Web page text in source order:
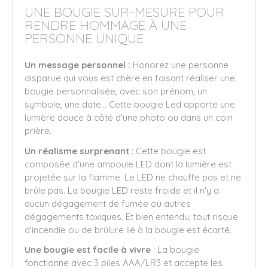
UNE BOUGIE SUR-MESURE POUR
RENDRE HOMMAGE À UNE
PERSONNE UNIQUE
Un message personnel : Honorez une personne
disparue qui vous est chère en faisant réaliser une
bougie personnalisée, avec son prénom, un
symbole, une date... Cette bougie Led apporte une
lumière douce à côté d'une photo ou dans un coin
prière.
Un réalisme surprenant : Cette bougie est
composée d'une ampoule LED dont la lumière est
projetée sur la flamme. Le LED ne chauffe pas et ne
brûle pas. La bougie LED reste froide et il n'y a
aucun dégagement de fumée ou autres
dégagements toxiques. Et bien entendu, tout risque
d'incendie ou de brûlure lié à la bougie est écarté.
Une bougie est facile à vivre : La bougie
fonctionne avec 3 piles AAA/LR3 et accepte les